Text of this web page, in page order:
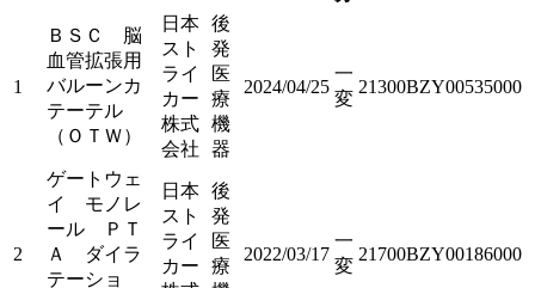
1
ＢＳＣ 脳
血管拡張用
バルーンカ
テーテル
（ＯＴＷ）
日本
スト
ライ
カー
株式
会社
後
発
医
療
機
器
2024/04/25
一
変
21300BZY00535000
2
ゲートウェ
イ モノレ
ール ＰＴ
Ａ ダイラ
テーショ
日本
スト
ライ
カー
後
発
医
療
2022/03/17
一
変
21700BZY00186000